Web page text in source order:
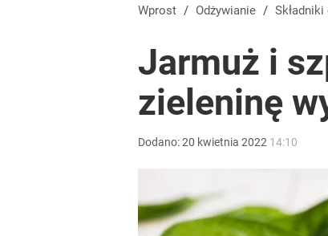
Wprost / Odżywianie /
Jarmuż i
zieleninę
Dodano:20 kwietnia 2022 14:10